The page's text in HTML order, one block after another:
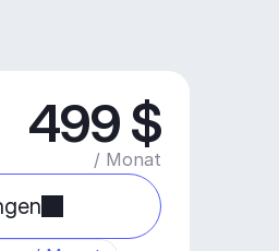
499 $
/ Monat